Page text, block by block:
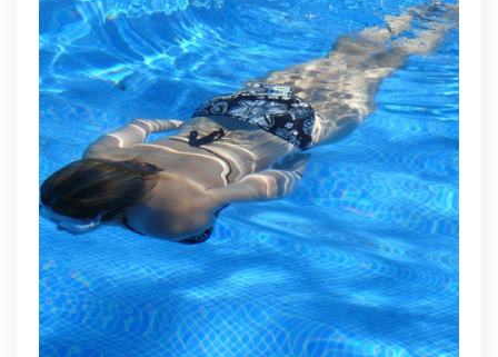
remplissage
et
son
entretien
!